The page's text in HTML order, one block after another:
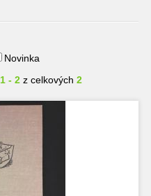
Novinka
1 - 2 z celkových 2